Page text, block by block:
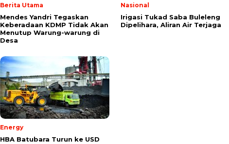
Berita Utama
Mendes Yandri Tegaskan
Keberadaan KDMP Tidak Akan
Menutup Warung-warung di
Desa
Nasional
Irigasi Tukad Saba Buleleng
Dipelihara, Aliran Air Terjaga
Energy
HBA Batubara Turun ke USD